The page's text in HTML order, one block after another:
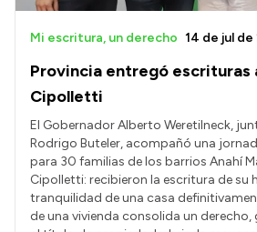
Provincia entregó escrituras
Cipolletti
Mi escritura, un derecho 14 de jul de
El Gobernador Alberto Weretilneck,
Rodrigo Buteler, acompañó una
para 30 familias de los barrios Anahí
Cipolletti: recibieron la escritura de su
tranquilidad de una casa
de una vivienda consolida un derecho,